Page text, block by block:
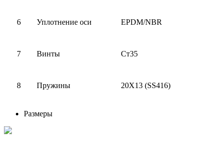
6 Уплотнение оси EPDM/NBR
7 Винты Ст35
8 Пружины 20Х13 (SS416)
Размеры